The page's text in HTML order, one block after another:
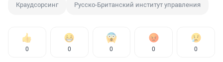
Краудсорсинг Русско-Британский институт управления
0 0 0 0 0